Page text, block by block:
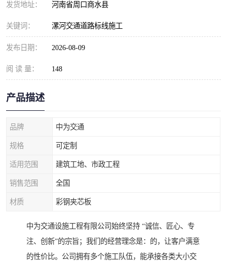
发货地址： 河南省周口商水县
关键词： 漯河交通道路标线施工
发布日期： 2026-08-09
阅 读 量： 148
产品描述
品牌 中为交通
规格 可定制
适用范围 建筑工地、市政工程
销售范围 全国
材质 彩钢夹芯板
中为交通设施工程有限公司始终坚持 “诚信、匠心、专
注、创新”的宗旨；我们的经营理念是：的，让客户满意
的性价比。公司拥有多个施工队伍，能承接各类大小交